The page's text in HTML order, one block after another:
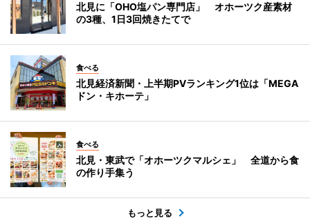
北見に「OHO塩パン専門店」 オホーツク産素材
の3種、1日3回焼きたてで
食べる
北見経済新聞・上半期PVランキング1位は「MEGA
ドン・キホーテ」
食べる
北見・東武で「オホーツクマルシェ」 全道から食
の作り手集う
もっと見る